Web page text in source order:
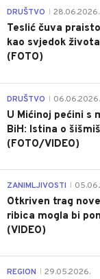
DRUŠTVO 28.06.2026.
Teslić čuva
kao svjedok
(FOTO)
DRUŠTVO 06.06.2026.
U Mićinoj pećini s
BiH: Istina o
(FOTO/VIDEO)
ZANIMLJIVOSTI
Otkriven trag
ribica mogla bi
(VIDEO)
REGION 29.05.2026.